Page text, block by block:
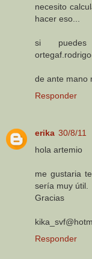
necesito
hacer eso...
si
de ante mano
Responder
erika 30/8/11
hola artemio
me gustaria
sería muy útil.
Gracias
Responder